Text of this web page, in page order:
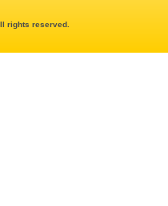
rights reserved.